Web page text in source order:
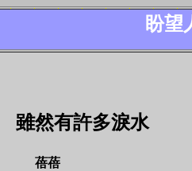
盼望
雖然有許多淚水
蓓蓓